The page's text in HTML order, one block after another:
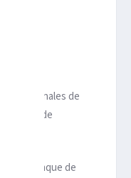
en la Finales de
Sixers de
en el ataque de